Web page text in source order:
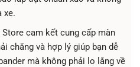
xe.
cam kết cung cấp màn
chăng và hợp lý giúp bạn dễ
mà không phải lo lắng về